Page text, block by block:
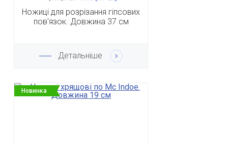
Ножиці для розрізання гіпсових
пов'язок. Довжина 37 см
Детальніше
Новинка